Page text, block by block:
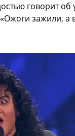
говорит об
зажили,